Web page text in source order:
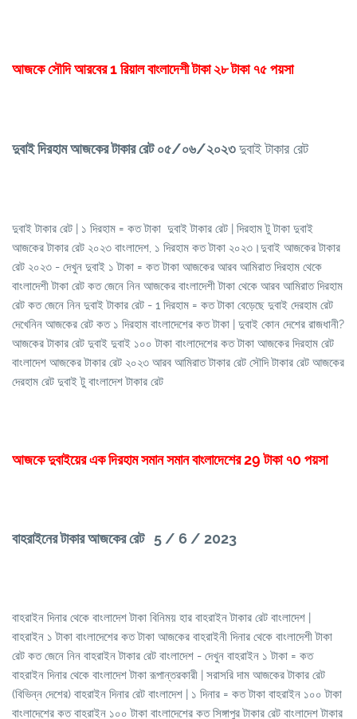
আজকে সৌদি আরবের 1 রিয়াল বাংলাদেশী টাকা ২৮ টাকা ৭৫ পয়সা
দুবাই দিরহাম আজকের টাকার রেট০৫/০৬/২০২৩দুবাই টাকার রেট
দুবাই টাকার রেট | ১ দিরহাম = কত টাকা দুবাই টাকার রেট | দিরহাম টু টাকা দুবাই
আজকের টাকার রেট ২০২৩ বাংলাদেশ, ১ দিরহাম কত টাকা ২০২৩।দুবাই আজকের টাকার
রেট ২০২৩ - দেখুন দুবাই ১ টাকা = কত টাকা আজকের আরব আমিরাত দিরহাম থেকে
বাংলাদেশী টাকা রেট কত জেনে নিন আজকের বাংলাদেশী টাকা থেকে আরব আমিরাত দিরহাম
রেট কত জেনে নিন দুবাই টাকার রেট - 1 দিরহাম = কত টাকা বেড়েছে দুবাই দেরহাম রেট
দেখেনিন আজকের রেট কত ১ দিরহাম বাংলাদেশের কত টাকা | দুবাই কোন দেশের রাজধানী?
আজকের টাকার রেট দুবাই দুবাই ১০০ টাকা বাংলাদেশের কত টাকা আজকের দিরহাম রেট
বাংলাদেশ আজকের টাকার রেট ২০২৩ আরব আমিরাত টাকার রেট সৌদি টাকার রেট আজকের
দেরহাম রেট দুবাই টু বাংলাদেশ টাকার রেট
আজকে দুবাইয়ের এক দিরহাম সমান সমান বাংলাদেশের 29 টাকা ৭0 পয়সা
বাহরাইনের টাকার আজকের রেট 5 / 6 / 2023
বাহরাইন দিনার থেকে বাংলাদেশ টাকা বিনিময় হার বাহরাইন টাকার রেট বাংলাদেশ |
বাহরাইন ১ টাকা বাংলাদেশের কত টাকা আজকের বাহরাইনী দিনার থেকে বাংলাদেশী টাকা
রেট কত জেনে নিন বাহরাইন টাকার রেট বাংলাদেশ - দেখুন বাহরাইন ১ টাকা = কত
বাহরাইন দিনার থেকে বাংলাদেশ টাকা রূপান্তরকারী | সরাসরি দাম আজকের টাকার রেট
(বিভিন্ন দেশের) বাহরাইন দিনার রেট বাংলাদেশ | ১ দিনার = কত টাকা বাহরাইন ১০০ টাকা
বাংলাদেশের কত বাহরাইন ১০০ টাকা বাংলাদেশের কত সিঙ্গাপুর টাকার রেট বাংলাদেশ টাকার